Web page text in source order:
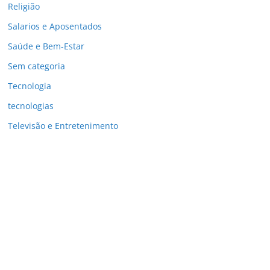
Religião
Salarios e Aposentados
Saúde e Bem-Estar
Sem categoria
Tecnologia
tecnologias
Televisão e Entretenimento